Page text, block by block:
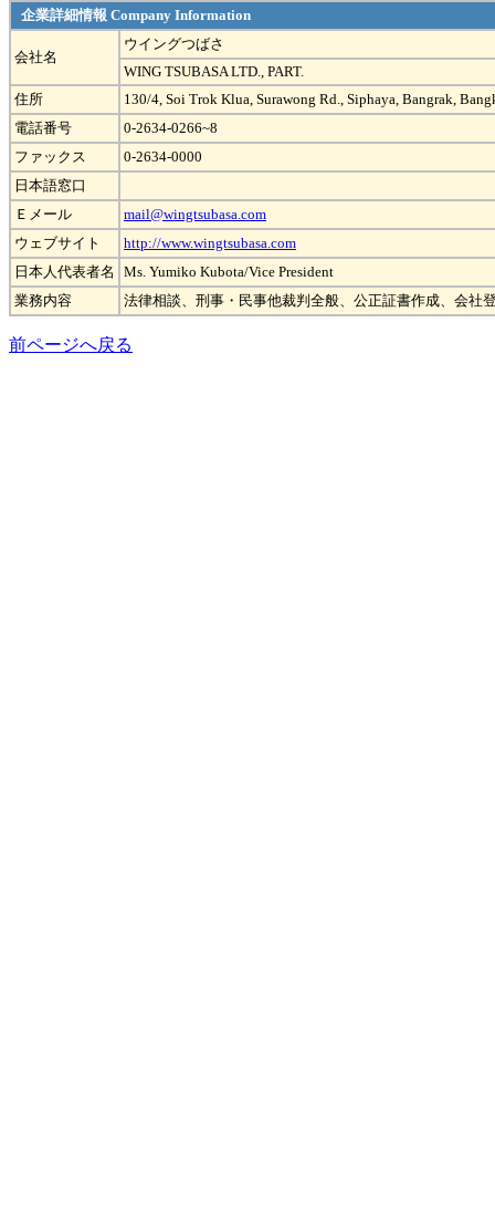
企業詳細情報 Company Information
会社名
ウイングつばさ
WING TSUBASA LTD., PART.
住所
130/4, Soi Trok Klua, Surawong Rd., Siphaya, Bangrak,
電話番号
0-2634-0266~8
ファックス
0-2634-0000
日本語窓口
Ｅメール
mail@wingtsubasa.com
ウェブサイト
http://www.wingtsubasa.com
日本人代表者名
Ms. Yumiko Kubota/Vice President
業務内容
法律相談、刑事・民事他裁判全般、公正証書作成、会社
前ページへ戻る